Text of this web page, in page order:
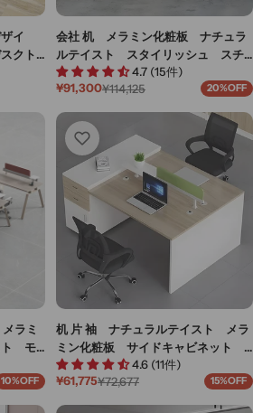
イ
クト
ダイ
番
会社 机 メラミン化粧板 ナチュラ
ルテイスト スタイリッシュ スチ
ール脚 三角構造 ダイヤル錠 シ
リンダー錠 デスクトップパネル
ズ可能 BGZ-M057
4.7 (15件)
セ
ル
価
¥91,300
通
価
格
¥114,125 20%OFF
ラミ
ト モ
ップ
サイ
10%OFF
机 片 袖 ナチュラルテイスト メラ
ミン化粧板 サイドキャビネット
配線孔 デスクトップパネル コン
セント取付可能 長持ちしやすい
4.6 (11件)
セ
¥61,775
通
¥72,677 15%OFF